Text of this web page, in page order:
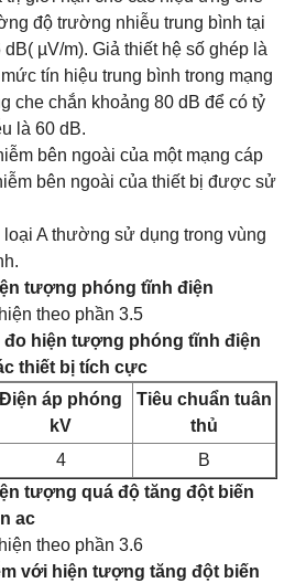
độ trường nhiễu trung bình tại
µV/m). Giả thiết hệ số ghép là
tín hiệu trung bình trong mạng
che chắn khoảng 80 dB để có tỷ
là 60 dB.
bên ngoài của một mạng cáp
bên ngoài của thiết bị được sử
A thường sử dụng trong vùng
tượng phóng tĩnh điện
theo phần 3.5
đo hiện tượng phóng tĩnh điện
thiết bị tích cực
Điện áp phóng
kV
Tiêu chuẩn tuân
thủ
4
B
tượng quá độ tăng đột biến
ac
theo phần 3.6
với hiện tượng tăng đột biến